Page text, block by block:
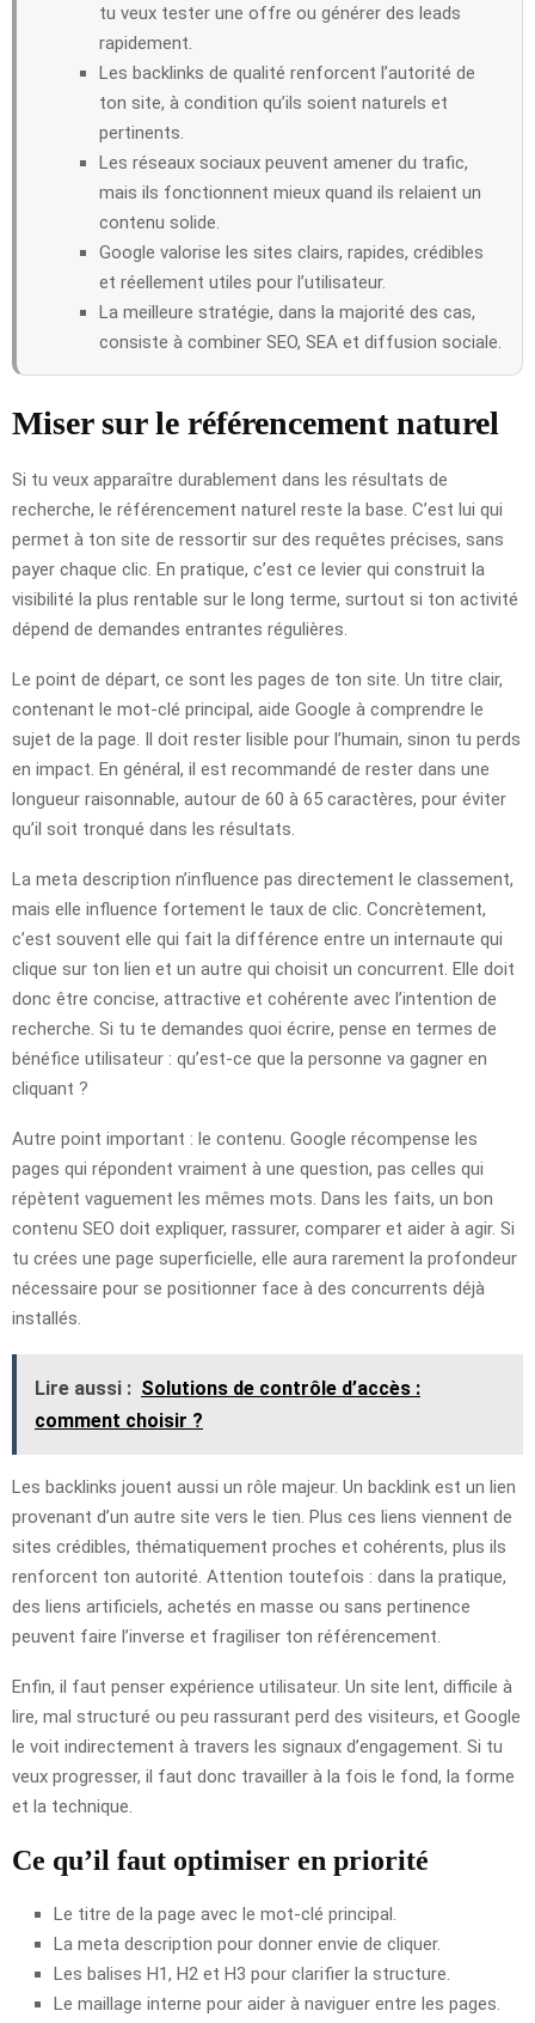
tu veux tester une offre ou générer des leads
rapidement.
Les backlinks de qualité renforcent l’autorité de
ton site, à condition qu’ils soient naturels et
pertinents.
Les réseaux sociaux peuvent amener du trafic,
mais ils fonctionnent mieux quand ils relaient un
contenu solide.
Google valorise les sites clairs, rapides, crédibles
et réellement utiles pour l’utilisateur.
La meilleure stratégie, dans la majorité des cas,
consiste à combiner SEO, SEA et diffusion sociale.
Miser sur le référencement naturel
Si tu veux apparaître durablement dans les résultats de
recherche, le référencement naturel reste la base. C’est lui qui
permet à ton site de ressortir sur des requêtes précises, sans
payer chaque clic. En pratique, c’est ce levier qui construit la
visibilité la plus rentable sur le long terme, surtout si ton activité
dépend de demandes entrantes régulières.
Le point de départ, ce sont les pages de ton site. Un titre clair,
contenant le mot-clé principal, aide Google à comprendre le
sujet de la page. Il doit rester lisible pour l’humain, sinon tu perds
en impact. En général, il est recommandé de rester dans une
longueur raisonnable, autour de 60 à 65 caractères, pour éviter
qu’il soit tronqué dans les résultats.
La meta description n’influence pas directement le classement,
mais elle influence fortement le taux de clic. Concrètement,
c’est souvent elle qui fait la différence entre un internaute qui
clique sur ton lien et un autre qui choisit un concurrent. Elle doit
donc être concise, attractive et cohérente avec l’intention de
recherche. Si tu te demandes quoi écrire, pense en termes de
bénéfice utilisateur : qu’est-ce que la personne va gagner en
cliquant ?
Autre point important : le contenu. Google récompense les
pages qui répondent vraiment à une question, pas celles qui
répètent vaguement les mêmes mots. Dans les faits, un bon
contenu SEO doit expliquer, rassurer, comparer et aider à agir. Si
tu crées une page superficielle, elle aura rarement la profondeur
nécessaire pour se positionner face à des concurrents déjà
installés.
Lire aussi : Solutions de contrôle d’accès :
comment choisir ?
Les backlinks jouent aussi un rôle majeur. Un backlink est un lien
provenant d’un autre site vers le tien. Plus ces liens viennent de
sites crédibles, thématiquement proches et cohérents, plus ils
renforcent ton autorité. Attention toutefois : dans la pratique,
des liens artificiels, achetés en masse ou sans pertinence
peuvent faire l’inverse et fragiliser ton référencement.
Enfin, il faut penser expérience utilisateur. Un site lent, difficile à
lire, mal structuré ou peu rassurant perd des visiteurs, et Google
le voit indirectement à travers les signaux d’engagement. Si tu
veux progresser, il faut donc travailler à la fois le fond, la forme
et la technique.
Ce qu’il faut optimiser en priorité
Le titre de la page avec le mot-clé principal.
La meta description pour donner envie de cliquer.
Les balises H1, H2 et H3 pour clarifier la structure.
Le maillage interne pour aider à naviguer entre les pages.